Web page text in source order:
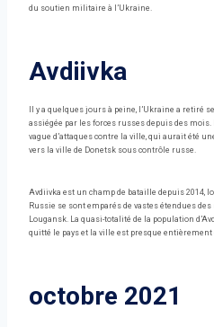
du soutien militaire à l’Ukraine.
Avdiivka
Il y a quelques jours à peine, l’Ukraine a retiré
assiégée par les forces russes depuis des mois.
vague d’attaques contre la ville, qui aurait été
vers la ville de Donetsk sous contrôle russe.
Avdiivka est un champ de bataille depuis 2014,
Russie se sont emparés de vastes étendues
Lougansk. La quasi-totalité de la population
quitté le pays et la ville est presque
octobre 2021